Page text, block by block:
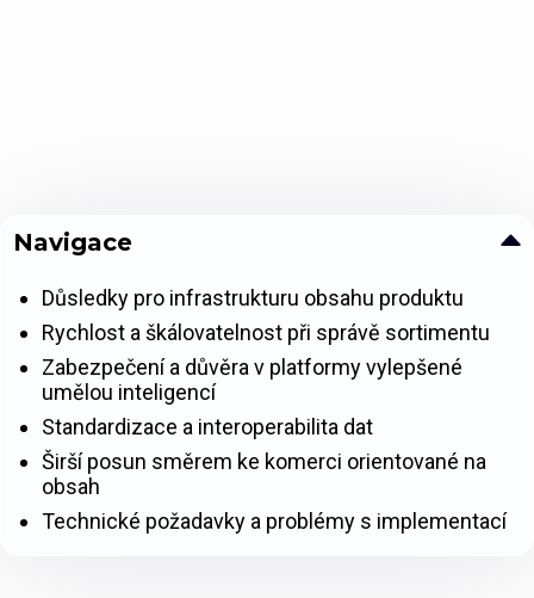
Navigace
Důsledky pro infrastrukturu obsahu produktu
Rychlost a škálovatelnost při správě sortimentu
Zabezpečení a důvěra v platformy vylepšené
umělou inteligencí
Standardizace a interoperabilita dat
Širší posun směrem ke komerci orientované na
obsah
Technické požadavky a problémy s implementací